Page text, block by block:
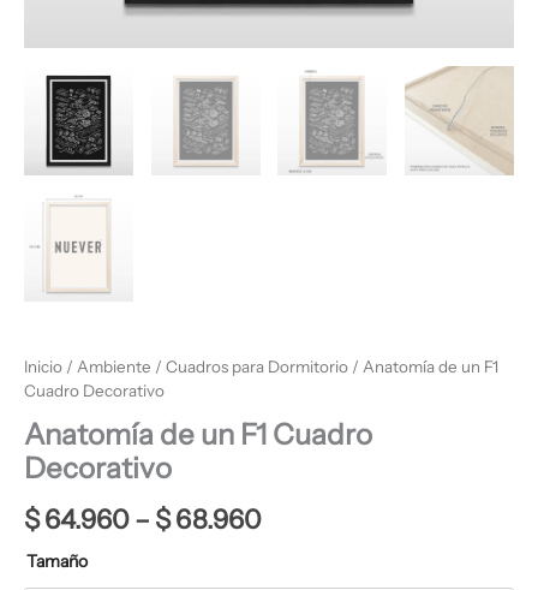
Inicio / Ambiente / Cuadros para Dormitorio / Anatomía de un F1
Cuadro Decorativo
Anatomía de un F1 Cuadro
Decorativo
$64.960– $68.960
Tamaño